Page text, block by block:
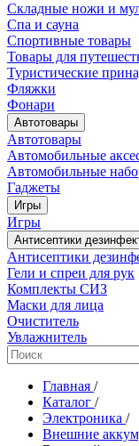
Складные ножи и
Спа и сауна
Спортивные товары
Товары для
Туристические
Фляжки
Фонари
Автотовары
Автотовары
Автомобильные
Автомобильные
Гаджеты
Игры
Игры
Антисептики
Антисептики
Гели и спреи для рук
Комплекты СИЗ
Маски для лица
Очиститель
Увлажнитель
Главная /
Каталог /
Электроника /
Внешние